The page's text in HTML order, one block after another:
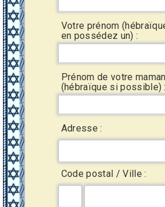
Votre prénom
en possédez un) :
Prénom de votre maman
(hébraïque si possible) :
Adresse :
Code postal / Ville :